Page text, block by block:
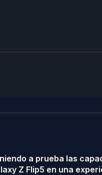
a prueba las
Z Flip5 en una